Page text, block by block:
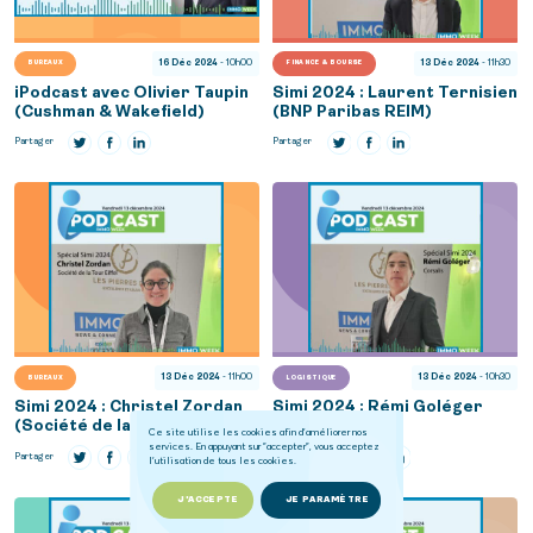
Ce site utilise les cookies afin d'améliorer nos
services. En appuyant sur "accepter", vous acceptez
l'utilisation de tous les cookies.
J'ACCEPTE JE PARAMÈTRE
BUREAUX 16 Déc 2024 - 10h00
iPodcast avec Olivier Taupin
(Cushman & Wakefield)
Partager
FINANCE & BOURSE 13 Déc 2024 - 11h30
Simi 2024 : Laurent Ternisien
(BNP Paribas REIM)
Partager
BUREAUX 13 Déc 2024 - 11h00
Simi 2024 : Christel Zordan
(Société de la Tour Eiffel)
Partager
LOGISTIQUE 13 Déc 2024 - 10h30
Simi 2024 : Rémi Goléger
(Corsalis)
Partager